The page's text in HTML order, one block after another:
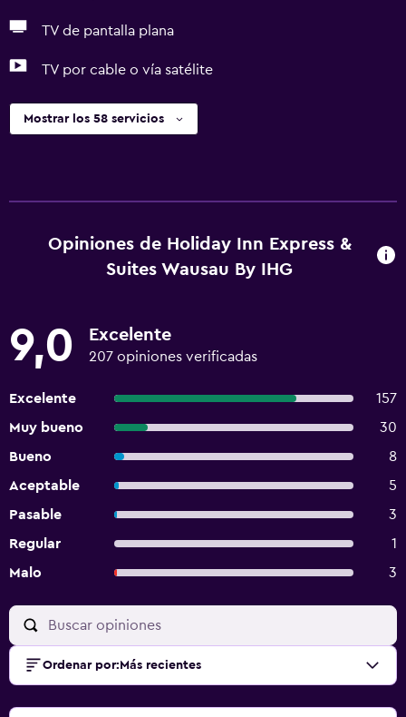
TV de pantalla plana
TV por cable o vía satélite
Mostrar los 58 servicios
Opiniones de Holiday Inn Express &
Suites Wausau By IHG
9,0 Excelente
207 opiniones verificadas
Excelente
157
Muy bueno
30
Bueno
8
Aceptable
5
Pasable
3
Regular
1
Malo
3
Ordenar por: Más recientes